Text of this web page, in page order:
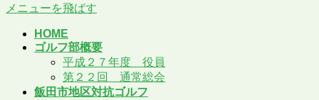
メニューを飛ばす
HOME
ゴルフ部概要
平成２７年度 役員
第２２回 通常総会
飯田市地区対抗ゴルフ